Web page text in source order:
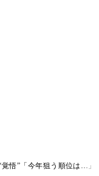
悟”「今年狙う順位は…」